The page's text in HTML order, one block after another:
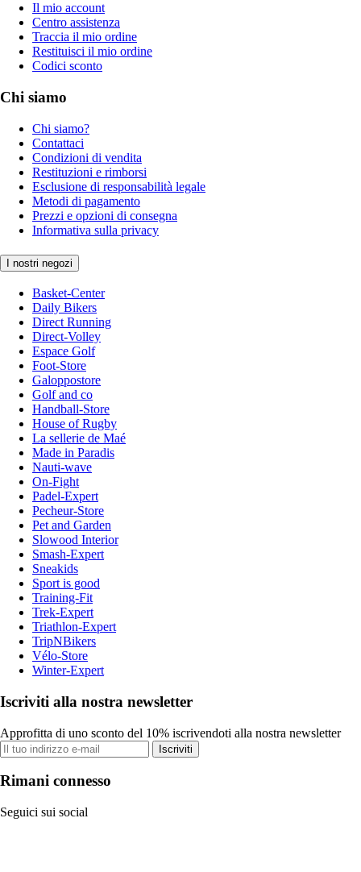
Il mio account
Centro assistenza
Traccia il mio ordine
Restituisci il mio ordine
Codici sconto
Chi siamo
Chi siamo?
Contattaci
Condizioni di vendita
Restituzioni e rimborsi
Esclusione di responsabilità legale
Metodi di pagamento
Prezzi e opzioni di consegna
Informativa sulla privacy
I nostri negozi
Basket-Center
Daily Bikers
Direct Running
Direct-Volley
Espace Golf
Foot-Store
Galoppostore
Golf and co
Handball-Store
House of Rugby
La sellerie de Maé
Made in Paradis
Nauti-wave
On-Fight
Padel-Expert
Pecheur-Store
Pet and Garden
Slowood Interior
Smash-Expert
Sneakids
Sport is good
Training-Fit
Trek-Expert
Triathlon-Expert
TripNBikers
Vélo-Store
Winter-Expert
Iscriviti alla nostra newsletter
Approfitta di uno sconto del 10% iscrivendoti alla nostra newsletter
Iscriviti
Rimani connesso
Seguici sui social